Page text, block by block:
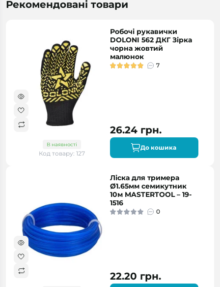
Рекомендовані товари
В наявності
Код товару: 127
Робочі рукавички
DOLONI 562 ДКГ Зірка
чорна жовтий
малюнок
7
26.24 грн.
До кошика
Ліска для тримера
Ø1.65мм семикутник
10м MASTERTOOL – 19-
1516
0
22.20 грн.